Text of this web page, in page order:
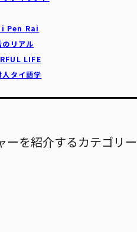
Pen Rai
のリアル
LIFE
タイ語学
ーを紹介するカテゴリ